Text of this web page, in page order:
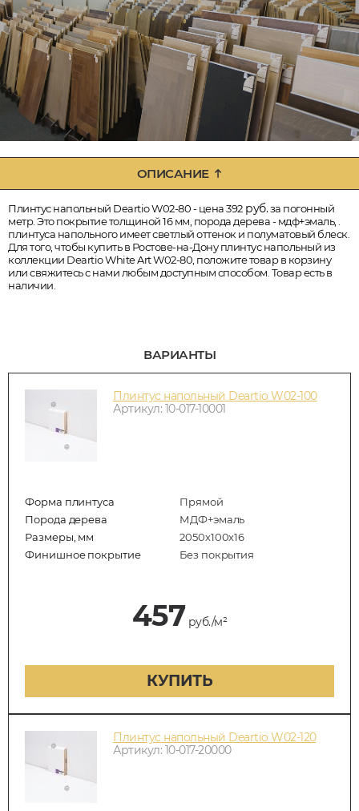
ОПИСАНИЕ
Плинтус напольный Deartio W02-80 - цена 392руб.за погонный
метр. Это покрытие толщиной 16 мм, порода дерева - мдф+эмаль, .
плинтуса напольного имеет светлый оттенок и полуматовый блеск.
Для того, чтобы купить в Ростове-на-Дону плинтус напольный из
коллекции Deartio White Art W02-80, положите товар в корзину
или свяжитесь с нами любым доступным способом. Товар есть в
наличии.
ВАРИАНТЫ
Плинтус напольный Deartio W02-100
Артикул: 10-017-10001
Форма плинтуса
Прямой
Порода дерева
МДФ+эмаль
Размеры, мм
2050x100x16
Финишное покрытие
Без покрытия
457 руб./м²
КУПИТЬ
Плинтус напольный Deartio W02-120
Артикул: 10-017-20000